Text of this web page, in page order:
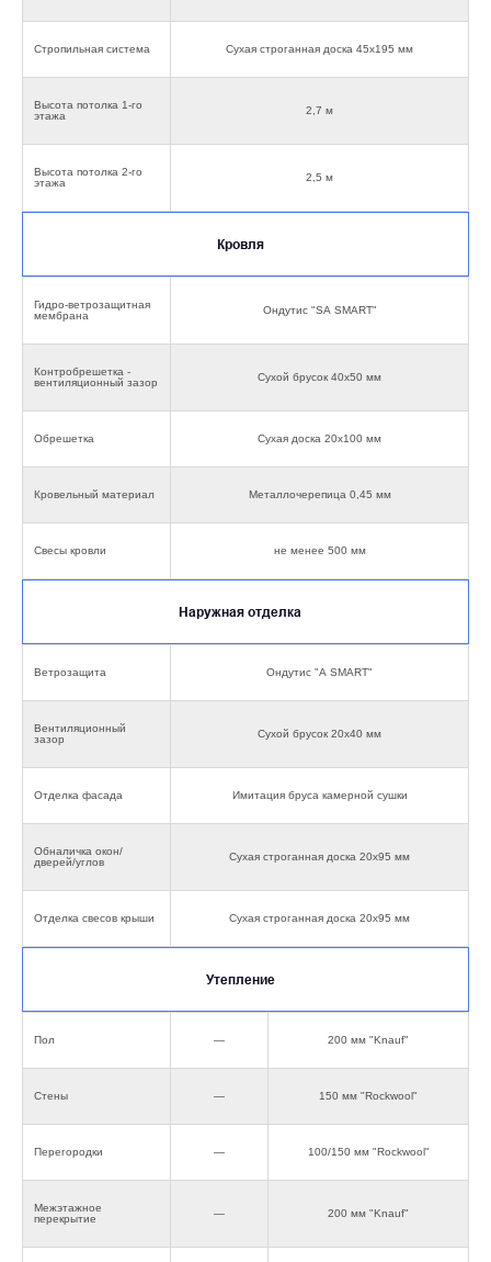
Стропильная система Сухая строганная доска 45х195 мм
Высота потолка 1-го
этажа
2,7 м
Высота потолка 2-го
этажа
2,5 м
Кровля
Гидро-ветрозащитная
мембрана
Ондутис "SА SMART"
Контробрешетка -
вентиляционный зазор
Сухой брусок 40х50 мм
Обрешетка Сухая доска 20х100 мм
Кровельный материал Металлочерепица 0,45 мм
Свесы кровли не менее 500 мм
Наружная отделка
Ветрозащита Ондутис "А SMART"
Вентиляционный
зазор
Сухой брусок 20х40 мм
Отделка фасада Имитация бруса камерной сушки
Обналичка окон/
дверей/углов
Сухая строганная доска 20х95 мм
Отделка свесов крыши Сухая строганная доска 20х95 мм
Утепление
Пол — 200 мм "Knauf"
Стены — 150 мм "Rockwool"
Перегородки — 100/150 мм "Rockwool"
Межэтажное
перекрытие
— 200 мм "Knauf"